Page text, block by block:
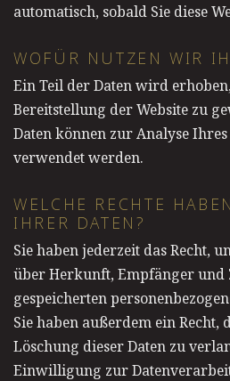
automatisch, sobald Sie diese
WOFÜR NUTZEN WIR
Ein Teil der Daten wird
Bereitstellung der Website zu
Daten können zur Analyse
verwendet werden.
WELCHE RECHTE
IHRER DATEN?
Sie haben jederzeit das Recht,
über Herkunft, Empfänger
gespeicherten
Sie haben außerdem ein
Löschung dieser Daten zu
Einwilligung zur